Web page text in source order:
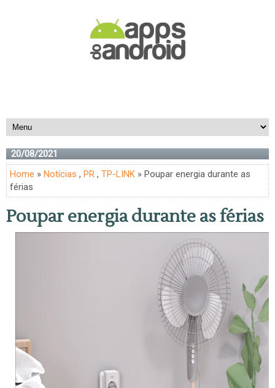
20/08/2021
Home » Notícias , PR , TP-LINK » Poupar energia durante as
férias
Poupar energia durante as férias